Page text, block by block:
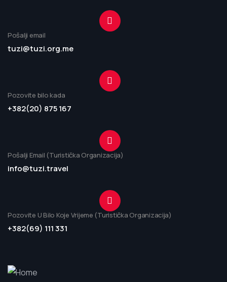
Pošalji email
tuzi@tuzi.org.me
Pozovite bilo kada
+382(20) 875 167
Pošalji Email (Turistička Organizacija)
info@tuzi.travel
Pozovite U Bilo Koje Vrijeme (Turistička Organizacija)
+382(69) 111 331